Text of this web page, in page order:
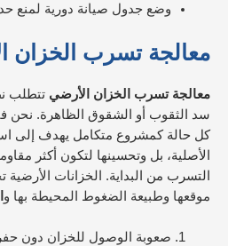
وضع جدول صيانة دورية لمنع
معالجة تسرب الخزان
معالجة تسرب الخزان الأرضي تتطلب
سد الثقوب أو الشقوق الظاهرة. نحن
كل حالة كمشروع متكامل يهدف إلى
الأصلية، بل وتحسينها لتكون أكثر
التسرب من البداية.
الخزانات
موقعها وطبيعة الضغوط المحيطة بها و
صعوبة الوصول للخزان دون حفر